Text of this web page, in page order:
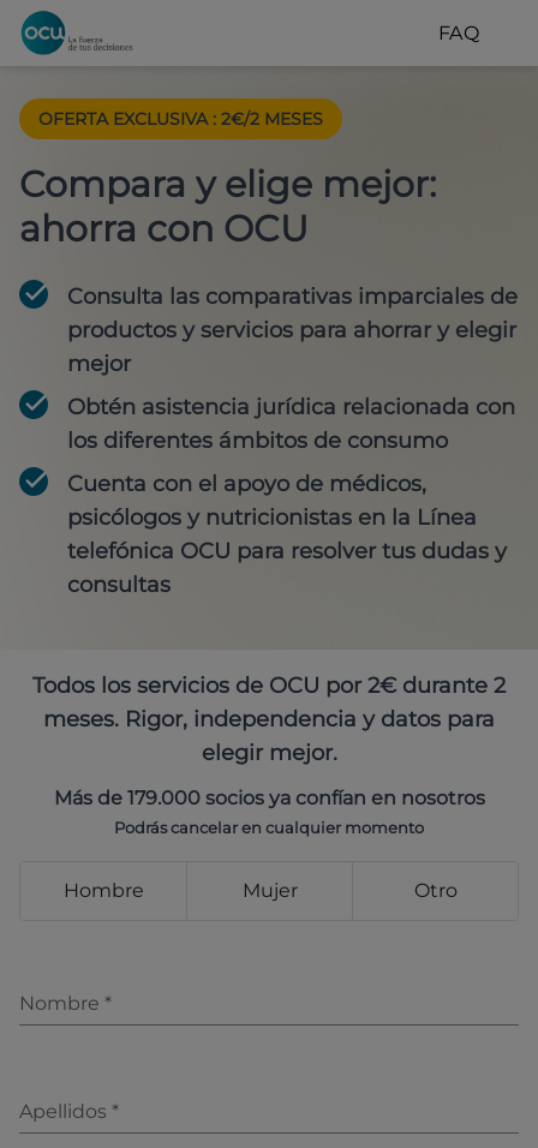
FAQ
OFERTA EXCLUSIVA : 2€/2 MESES
Compara y elige mejor:
ahorra con OCU
Consulta las comparativas imparciales de
productos y servicios para ahorrar y elegir
mejor
Obtén asistencia jurídica relacionada con
los diferentes ámbitos de consumo
Cuenta con el apoyo de médicos,
psicólogos y nutricionistas en la Línea
telefónica OCU para resolver tus dudas y
consultas
Todos los servicios de OCU por 2€ durante 2
meses. Rigor, independencia y datos para
elegir mejor.
Más de 179.000 socios ya confían en nosotros
Podrás cancelar en cualquier momento
Hombre Mujer Otro
Nombre *
Apellidos *